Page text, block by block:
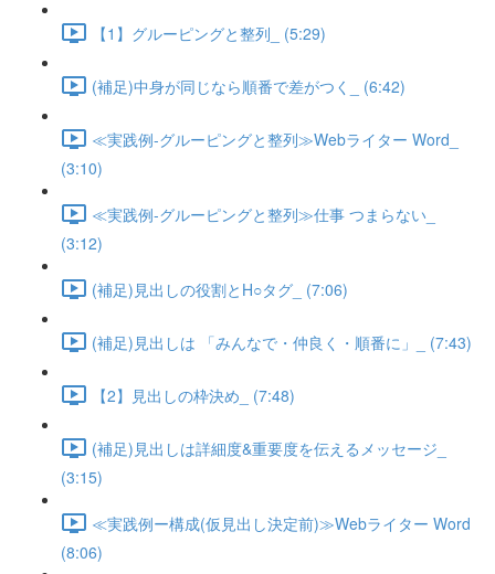
【1】グルーピングと整列_ (5:29)
(補足)中身が同じなら順番で差がつく_ (6:42)
≪実践例-グルーピングと整列≫Webライター Word_
(3:10)
≪実践例-グルーピングと整列≫仕事 つまらない_
(3:12)
(補足)見出しの役割とH○タグ_ (7:06)
(補足)見出しは 「みんなで・仲良く・順番に」_ (7:43)
【2】見出しの枠決め_ (7:48)
(補足)見出しは詳細度&重要度を伝えるメッセージ_
(3:15)
≪実践例ー構成(仮見出し決定前)≫Webライター Word
(8:06)